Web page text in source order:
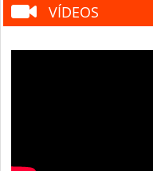
VÍDEOS